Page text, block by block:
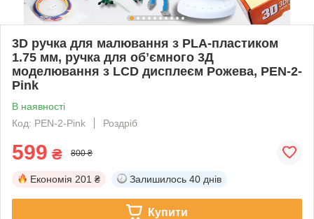
3D ручка для малювання з PLA-пластиком
1.75 мм, ручка для обʼємного 3Д
моделювання з LCD дисплеєм Рожева, PEN-2-
Pink
В наявності
Код: PEN-2-Pink
Роздріб
599 ₴ 800 ₴
Економія 201 ₴ Залишилось 40 днів
Купити